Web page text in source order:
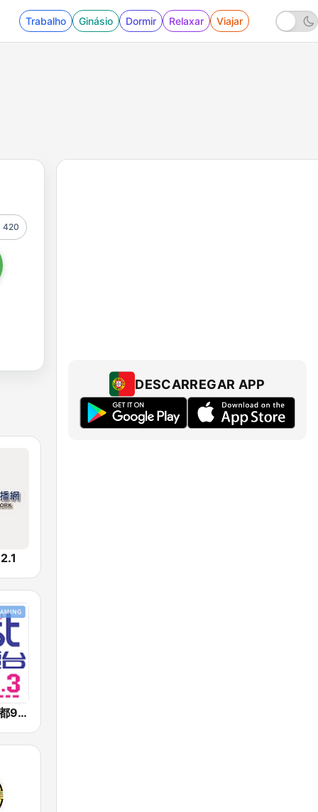
Trabalho Ginásio Dormir Relaxar Viajar
420
好事聯播網 港都983 Best Radio FM98.3
DESCARREGAR APP